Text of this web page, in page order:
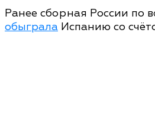
Ранее сборная России по
обыграла Испанию со